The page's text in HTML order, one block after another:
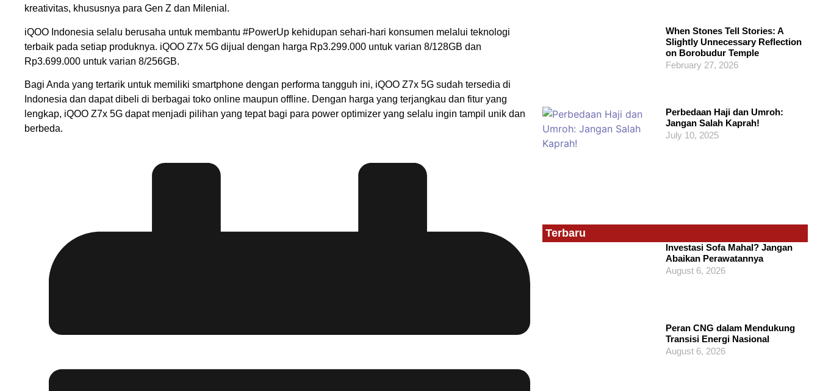
kreativitas, khususnya para Gen Z dan Milenial.
iQOO Indonesia selalu berusaha untuk membantu #PowerUp kehidupan sehari-hari konsumen melalui teknologi
terbaik pada setiap produknya. iQOO Z7x 5G dijual dengan harga Rp3.299.000 untuk varian 8/128GB dan
Rp3.699.000 untuk varian 8/256GB.
Bagi Anda yang tertarik untuk memiliki smartphone dengan performa tangguh ini, iQOO Z7x 5G sudah tersedia di
Indonesia dan dapat dibeli di berbagai toko online maupun offline. Dengan harga yang terjangkau dan fitur yang
lengkap, iQOO Z7x 5G dapat menjadi pilihan yang tepat bagi para power optimizer yang selalu ingin tampil unik dan
berbeda.
When Stones Tell Stories: A
Slightly Unnecessary Reflection
on Borobudur Temple
February 27, 2026
Perbedaan Haji dan Umroh:
Jangan Salah Kaprah!
July 10, 2025
Terbaru
Investasi Sofa Mahal? Jangan
Abaikan Perawatannya
August 6, 2026
Peran CNG dalam Mendukung
Transisi Energi Nasional
August 6, 2026